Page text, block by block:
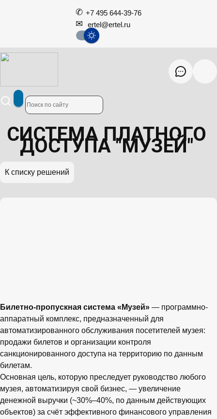
+7 495 644-39-76
ertel@ertel.ru
СИСТЕМА ПЛАТНОГО
ДОСТУПА "МУЗЕЙ"
К списку решений
Билетно-пропускная система «Музей» — программно-
аппаратный комплекс, предназначенный для
автоматизированного обслуживания посетителей музея:
продажи билетов и организации контроля
санкционированного доступа на территорию по данным
билетам.
Основная цель, которую преследует руководство любого
музея, автоматизируя свой бизнес, — увеличение
денежной выручки (~30%–40%, по данным действующих
объектов) за счёт эффективного финансового управления